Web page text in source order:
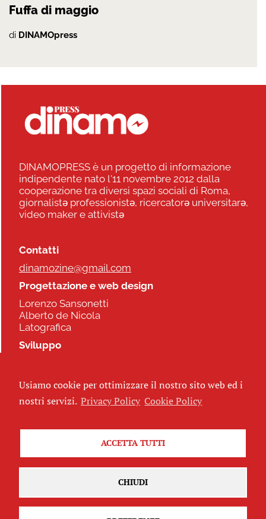
Fuffa di maggio
di DINAMOpress
DINAMOPRESS è un progetto di informazione
indipendente nato l'11 novembre 2012 dalla
cooperazione tra diversi spazi sociali di Roma,
giornalistə professionistə, ricercatorə universitarə,
video maker e attivistə
Contatti
dinamozine@gmail.com
Progettazione e web design
Lorenzo Sansonetti
Alberto de Nicola
Latografica
Sviluppo
Seguici
Usiamo cookie per ottimizzare il nostro sito web ed i
nostri servizi. Privacy Policy Cookie Policy
ACCETTA TUTTI
CHIUDI